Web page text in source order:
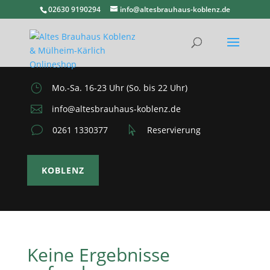
02630 9190294 info@altesbrauhaus-koblenz.de
}
Mo.-Sa. 16-23 Uhr (So. bis 22 Uhr)

info@altesbrauhaus-koblenz.de
v
0261 1330377  Reservierung
KOBLENZ
Keine Ergebnisse